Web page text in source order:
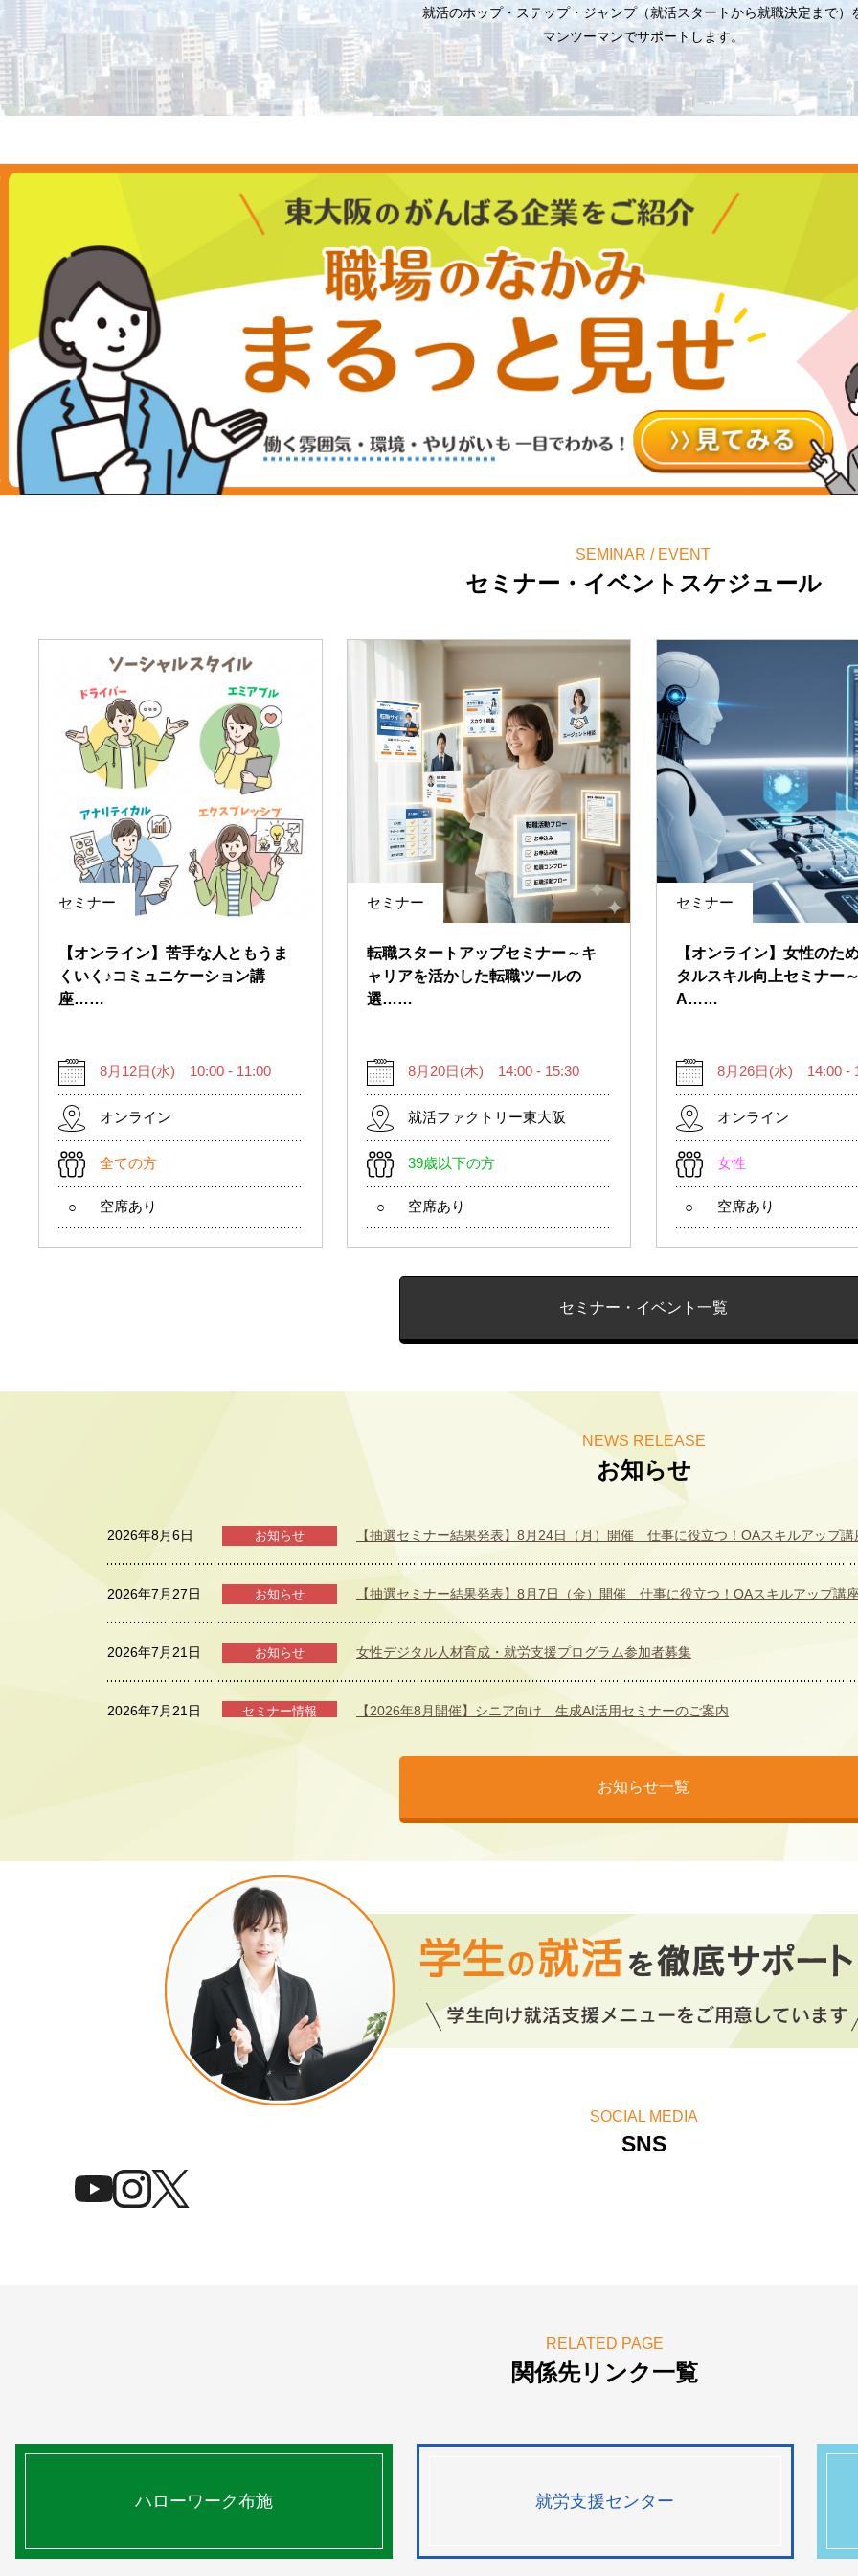
就活のホップ・ステップ・ジャンプ（就活スタートから就職決定まで）
マンツーマンでサポートします。
SEMINAR / EVENT
セミナー・イベントスケジュール
セミナー
【オンライン】苦手な人ともうま
くいく♪コミュニケーション講
座……
8月12日(水) 10:00 - 11:00
オンライン
全ての方
○ 空席あり
セミナー
転職スタートアップセミナー～キ
ャリアを活かした転職ツールの
選……
8月20日(木) 14:00 - 15:30
就活ファクトリー東大阪
39歳以下の方
○ 空席あり
セミナー
【オンライン】女性のた
タルスキル向上セミナー
A……
8月26日(水) 14:00 -
オンライン
女性
○ 空席あり
セミナー・イベント一覧
NEWS RELEASE
お知らせ
2026年8月6日 お知らせ 【抽選セミナー結果発表】8月24日（月）開催 仕事に役立つ！OAスキルアップ講
2026年7月27日 お知らせ 【抽選セミナー結果発表】8月7日（金）開催 仕事に役立つ！OAスキルアップ講
2026年7月21日 お知らせ 女性デジタル人材育成・就労支援プログラム参加者募集
2026年7月21日 セミナー情報 【2026年8月開催】シニア向け 生成AI活用セミナーのご案内
お知らせ一覧
SOCIAL MEDIA
SNS
RELATED PAGE
関係先リンク一覧
ハローワーク布施 就労支援センター